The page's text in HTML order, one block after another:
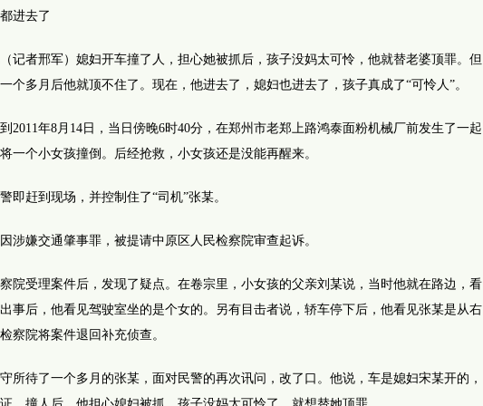
进去了
者邢军）媳妇开车撞了人，担心她被抓后，孩子没妈太可怜，他就替老婆顶罪。但
个多月后他就顶不住了。现在，他进去了，媳妇也进去了，孩子真成了“可怜人”。
年8月14日，当日傍晚6时40分，在郑州市老郑上路鸿泰面粉机械厂前发生了一起
一个小女孩撞倒。后经抢救，小女孩还是没能再醒来。
赶到现场，并控制住了“司机”张某。
嫌交通肇事罪，被提请中原区人民检察院审查起诉。
受理案件后，发现了疑点。在卷宗里，小女孩的父亲刘某说，当时他就在路边，看
事后，他看见驾驶室坐的是个女的。另有目击者说，轿车停下后，他看见张某是从右
察院将案件退回补充侦查。
待了一个多月的张某，面对民警的再次讯问，改了口。他说，车是媳妇宋某开的，